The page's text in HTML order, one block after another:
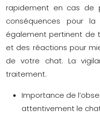
rapidement en cas de
conséquences pour
également pertinent de
et des réactions pour
de votre chat. La
traitement.
Importance de
attentivement le